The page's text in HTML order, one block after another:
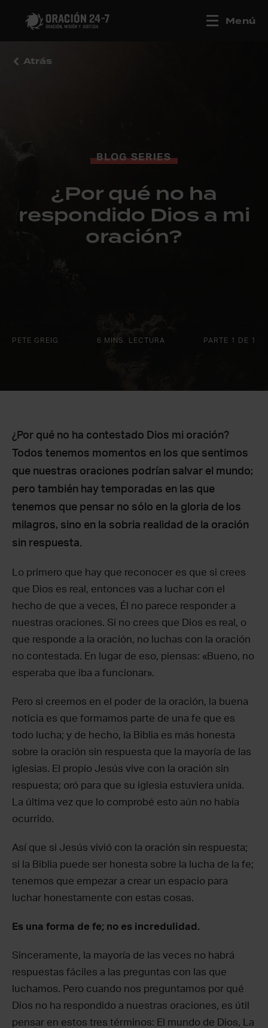
Menú
Atrás
BLOG SERIES
¿Por qué no ha
respondido Dios a mi
oración?
PETE GREIG 6 MINS. LECTURA PARTE 1 DE 1
¿Por qué no ha contestado Dios mi oración?
Todos tenemos momentos en los que sentimos
que nuestras oraciones podrían salvar el mundo;
pero también hay temporadas en las que
tenemos que pensar no sólo en la gloria de los
milagros, sino en la sobria realidad de la oración
sin respuesta.
Lo primero que hay que reconocer es que si crees
que Dios es real, entonces vas a luchar con el
hecho de que a veces, Él no parece responder a
nuestras oraciones. Si no crees que Dios es real, o
que responde a la oración, no luchas con la oración
no contestada. En lugar de eso, piensas: «Bueno, no
esperaba que iba a funcionar».
Pero si creemos en el poder de la oración, la buena
noticia es que formamos parte de una fe que es
todo lucha; y de hecho, la Biblia es más honesta
sobre la oración sin respuesta que la mayoría de las
iglesias. El propio Jesús vive con la oración sin
respuesta; oró para que su iglesia estuviera unida.
La última vez que lo comprobé esto aún no había
ocurrido.
Así que si Jesús vivió con la oración sin respuesta;
si la Biblia puede ser honesta sobre la lucha de la fe;
tenemos que empezar a crear un espacio para
luchar honestamente con estas cosas.
Es una forma de fe; no es incredulidad.
Sinceramente, la mayoría de las veces no habrá
respuestas fáciles a las preguntas con las que
luchamos. Pero cuando nos preguntamos por qué
Dios no ha respondido a nuestras oraciones, es útil
pensar en estos tres términos: El mundo de Dios, La